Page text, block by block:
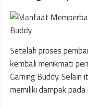
Setelah proses
kembali menikmati
Gaming Buddy. Selain
memiliki dampak